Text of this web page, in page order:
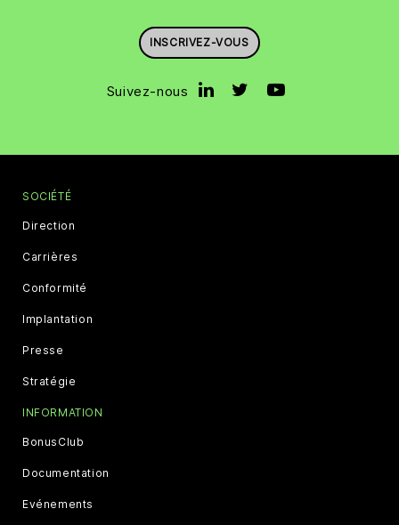
INSCRIVEZ-VOUS
Suivez-nous
SOCIÉTÉ
Direction
Carrières
Conformité
Implantation
Presse
Stratégie
INFORMATION
BonusClub
Documentation
Evénements